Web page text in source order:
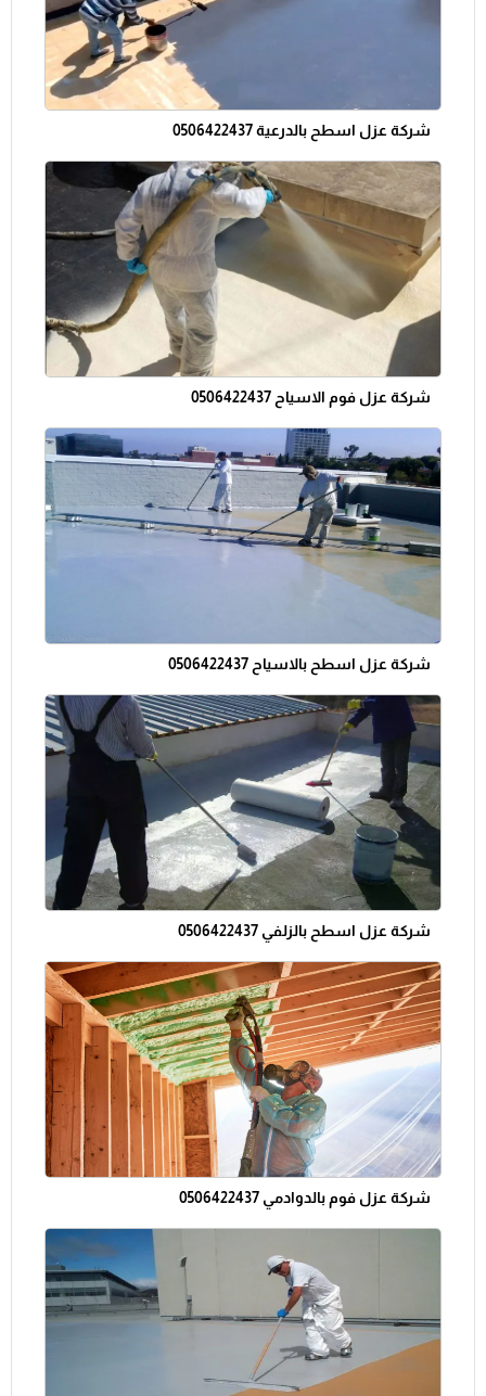
شركة عزل اسطح بالدرعية 0506422437
شركة عزل فوم الاسياح 0506422437
شركة عزل اسطح بالاسياح 0506422437
شركة عزل اسطح بالزلفي 0506422437
شركة عزل فوم بالدوادمي 0506422437